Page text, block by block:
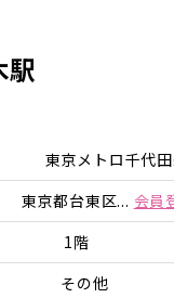
駅
詳
東京メトロ千代
東京都台東区... 会員
1階
その他